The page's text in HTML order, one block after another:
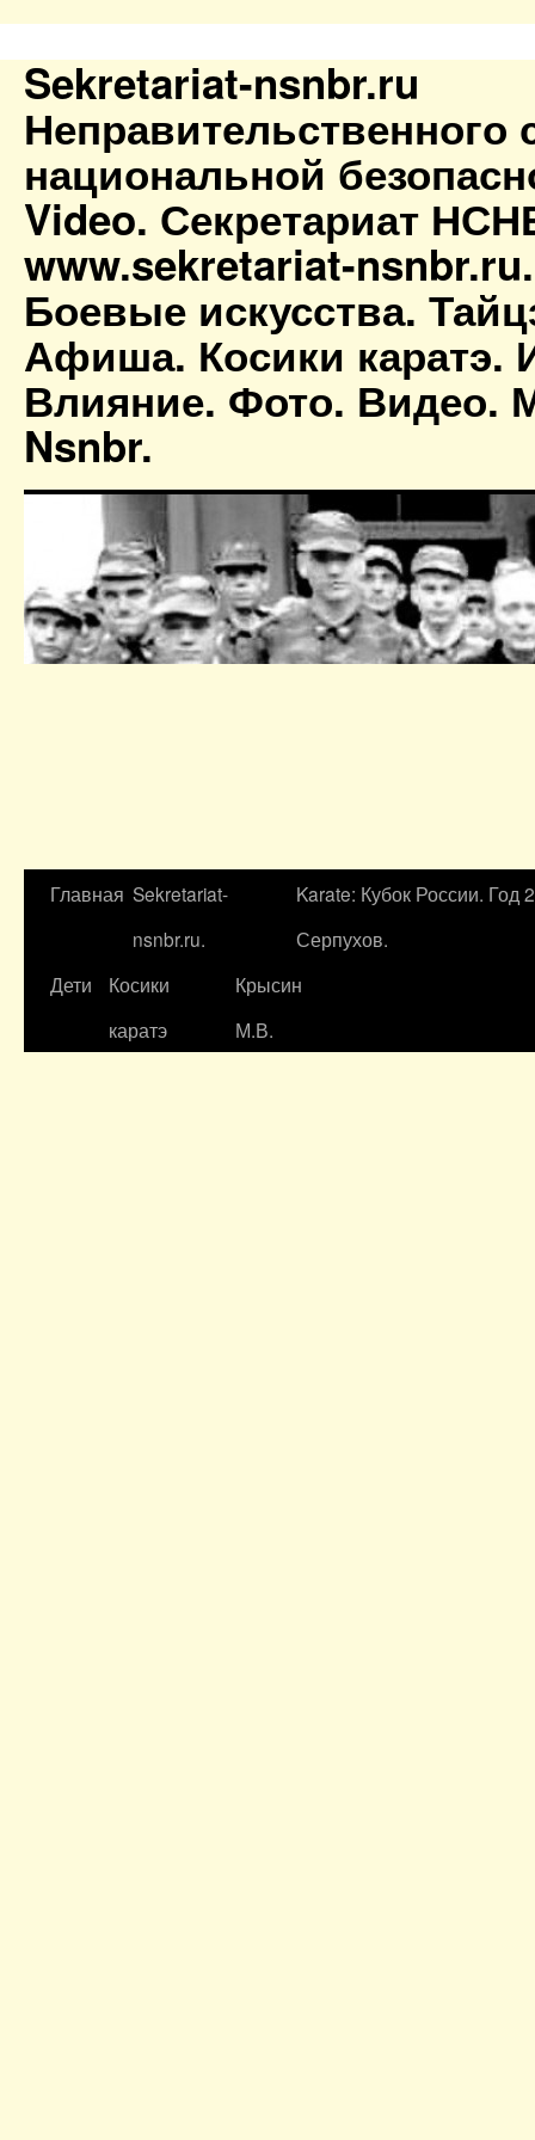
Sekretariat-nsnbr.ru
Неправительственного
национальной
Video. Секретариат
www.sekretariat-
Боевые искусства.
Афиша. Косики каратэ.
Влияние. Фото. Видео.
Nsnbr.
Главная Sekretariat-
nsnbr.ru.
Karate: Кубок России. Год
Серпухов.
Дети
Косики
каратэ
Крысин
М.В.